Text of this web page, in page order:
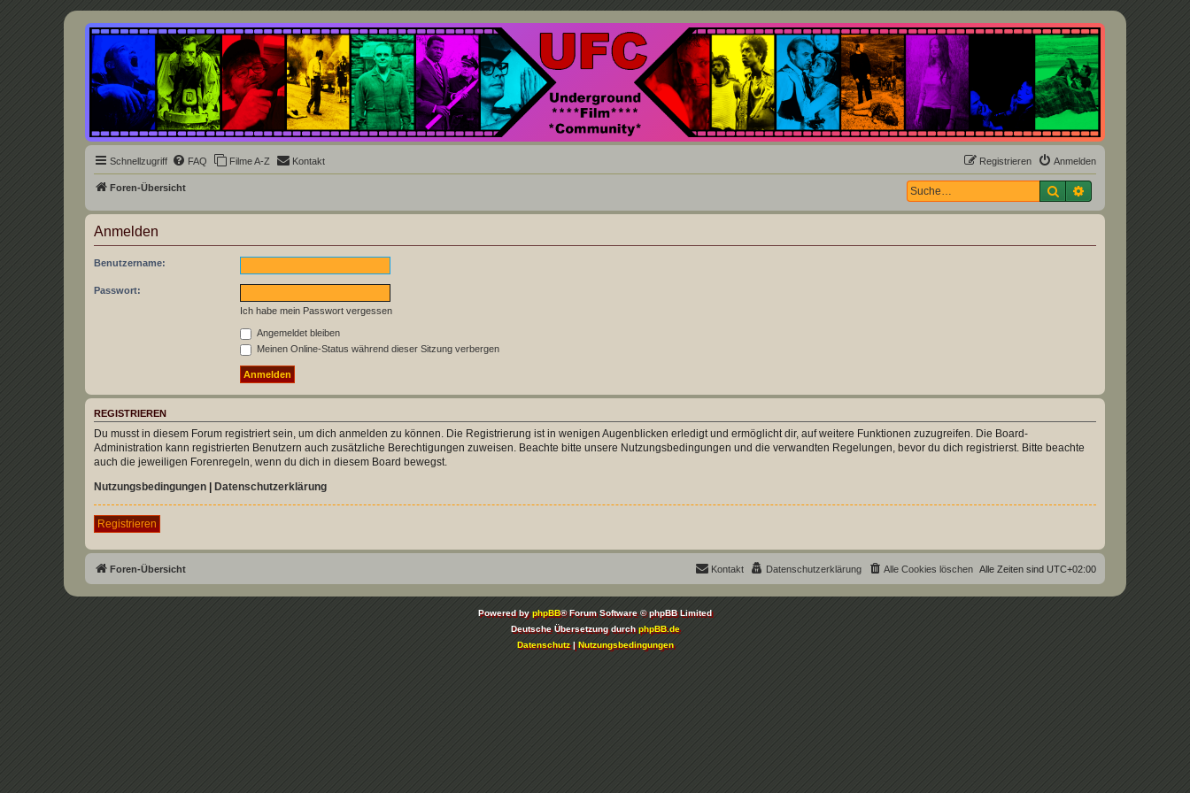
Underground Film Community
Die Underground Film Community ist ein deutschsprachiges Filmforum und ein Paradies für Cineasten und Filmsüchtige jenseits des Mainstreams.
Schnellzugriff FAQ Filme A-Z Kontakt Anmelden
Registrieren
Foren-Übersicht Suche
Anmelden
Benutzername:
Passwort:
Ich habe mein Passwort vergessen
Angemeldet bleiben
Meinen Online-Status während dieser Sitzung verbergen
REGISTRIEREN
Du musst in diesem Forum registriert sein, um dich anmelden zu können. Die Registrierung ist in wenigen Augenblicken erledigt und ermöglicht dir, auf weitere Funktionen zuzugreifen. Die Board-
Administration kann registrierten Benutzern auch zusätzliche Berechtigungen zuweisen. Beachte bitte unsere Nutzungsbedingungen und die verwandten Regelungen, bevor du dich registrierst. Bitte beachte
auch die jeweiligen Forenregeln, wenn du dich in diesem Board bewegst.
Nutzungsbedingungen
Datenschutzerklärung
Registrieren
Foren-Übersicht Alle Zeiten sind UTC+02:00
Alle Cookies löschen
Datenschutzerklärung
Kontakt
Powered byphpBB® Forum Software © phpBB Limited
Deutsche Übersetzung durchphpBB.de
Datenschutz|Nutzungsbedingungen